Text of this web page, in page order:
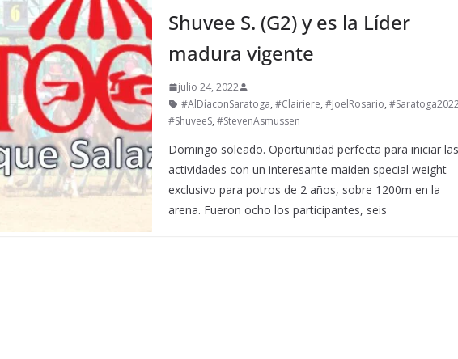
Shuvee S. (G2) y es la Líder
madura vigente
julio 24, 2022
#AlDíaconSaratoga,#Clairiere,#JoelRosario,
#ShuveeS,#StevenAsmussen
Domingo soleado. Oportunidad perfecta para iniciar
actividades con un interesante maiden special weight
exclusivo para potros de 2 años, sobre 1200m en la
arena. Fueron ocho los participantes, seis